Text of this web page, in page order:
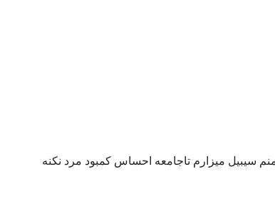
سیبیل میزارم تاجامعه احساس کمبود مرد نکنه